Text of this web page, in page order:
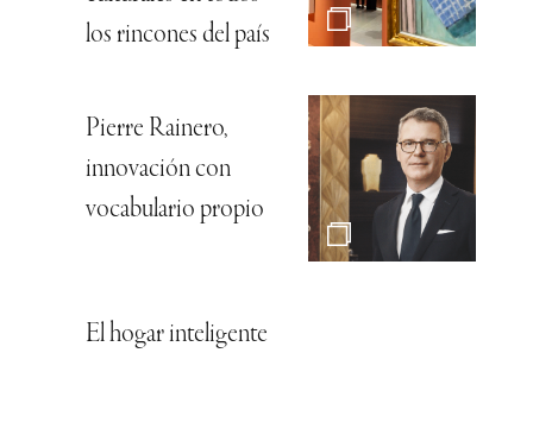
los rincones del país
Pierre Rainero,
innovación con
vocabulario propio
El hogar inteligente